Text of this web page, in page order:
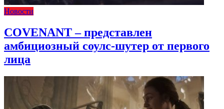
Новости
COVENANT – представлен
амбициозный соулс-шутер от первого
лица